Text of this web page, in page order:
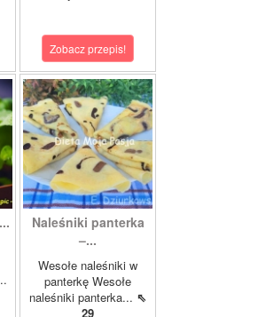
Zobacz przepis!
Naleśniki panterka
–...
Wesołe naleśniki w
panterkę Wesołe
naleśniki panterka... ⇖
29